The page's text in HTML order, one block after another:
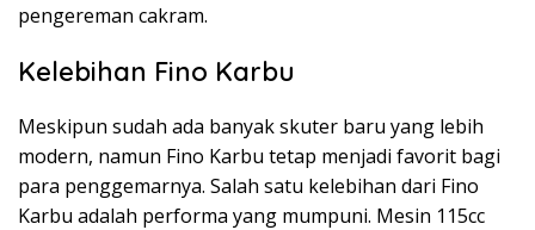
pengereman cakram.
Kelebihan Fino Karbu
Meskipun sudah ada banyak skuter baru yang lebih
modern, namun Fino Karbu tetap menjadi favorit bagi
para penggemarnya. Salah satu kelebihan dari Fino
Karbu adalah performa yang mumpuni. Mesin 115cc